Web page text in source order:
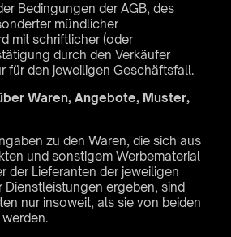
Bedingungen der AGB, des
mündlicher
mit schriftlicher (oder
durch den Verkäufer
für den jeweiligen Geschäftsfall.
Waren, Angebote, Muster,
zu den Waren, die sich aus
und sonstigem Werbematerial
der Lieferanten der jeweiligen
Dienstleistungen ergeben, sind
nur insoweit, als sie von beiden